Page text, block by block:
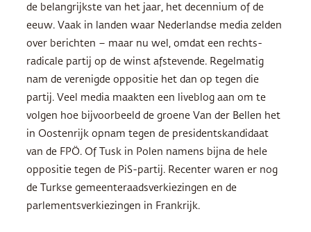
de belangrijkste van het jaar, het decennium of de
eeuw. Vaak in landen waar Nederlandse media zelden
over berichten – maar nu wel, omdat een rechts-
radicale partij op de winst afstevende. Regelmatig
nam de verenigde oppositie het dan op tegen die
partij. Veel media maakten een liveblog aan om te
volgen hoe bijvoorbeeld de groene Van der Bellen het
in Oostenrijk opnam tegen de presidentskandidaat
van de FPÖ. Of Tusk in Polen namens bijna de hele
oppositie tegen de PiS-partij. Recenter waren er nog
de Turkse gemeenteraadsverkiezingen en de
parlementsverkiezingen in Frankrijk.